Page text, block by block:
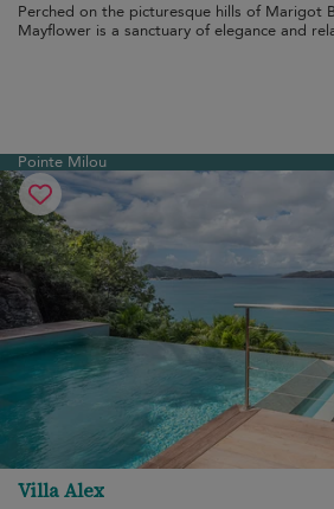
Perched on the picturesque hills of Marigot
Mayflower is a sanctuary of elegance and
Pointe Milou
Villa Alex